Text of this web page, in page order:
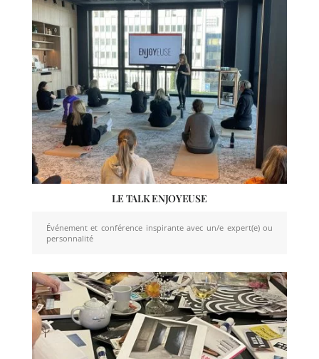
LE TALK ENJOYEUSE
Événement et conférence inspirante avec un/e expert(e) ou
personnalité